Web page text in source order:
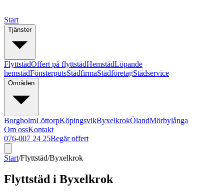
Start
Tjänster
FlyttstädOffert på flyttstädHemstädLöpande
hemstädFönsterputsStädfirmaStädföretagStädservice
Områden
BorgholmLöttorpKöpingsvikByxelkrokÖlandMörbylånga
Om ossKontakt
076-007 24 25Begär offert
Start/Flyttstäd/Byxelkrok
Flyttstäd i Byxelkrok